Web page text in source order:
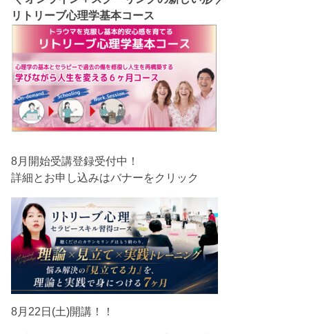
リトリーブ心理学基本コース
8月開始受講登録受付中！
詳細とお申し込みはバナーをクリック
8月22日(土)開講！！